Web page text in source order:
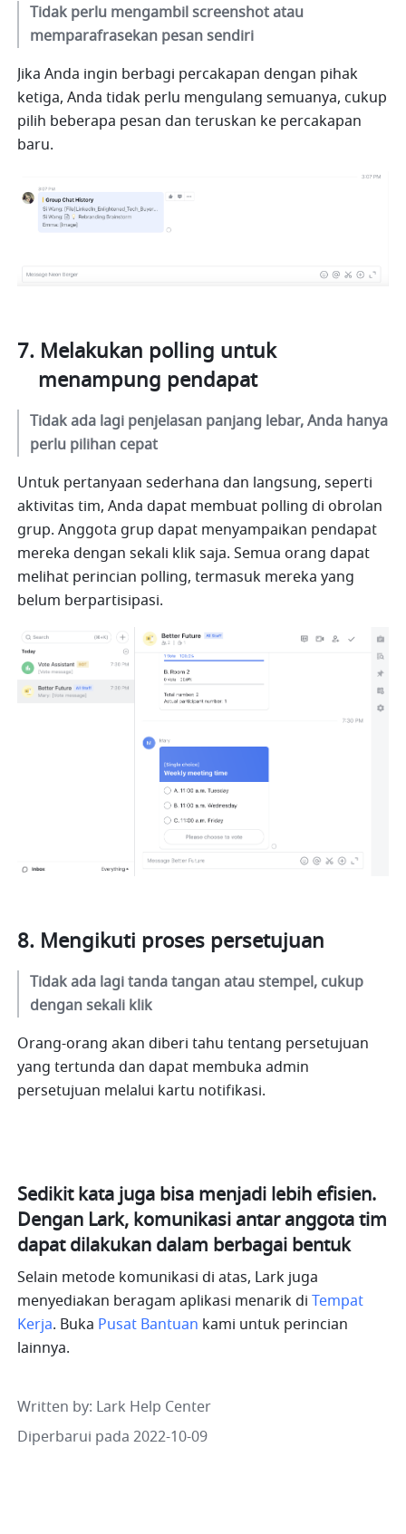
Tidak perlu mengambil screenshot atau
memparafrasekan pesan sendiri
Jika Anda ingin berbagi percakapan dengan pihak
ketiga, Anda tidak perlu mengulang semuanya, cukup
pilih beberapa pesan dan teruskan ke percakapan
baru.
Melakukan polling untuk
menampung pendapat
Tidak ada lagi penjelasan panjang lebar, Anda hanya
perlu pilihan cepat
Untuk pertanyaan sederhana dan langsung, seperti
aktivitas tim, Anda dapat membuat polling di obrolan
grup. Anggota grup dapat menyampaikan pendapat
mereka dengan sekali klik saja. Semua orang dapat
melihat perincian polling, termasuk mereka yang
belum berpartisipasi.
Mengikuti proses persetujuan
Tidak ada lagi tanda tangan atau stempel, cukup
dengan sekali klik
Orang-orang akan diberi tahu tentang persetujuan
yang tertunda dan dapat membuka admin
persetujuan melalui kartu notifikasi.
Sedikit kata juga bisa menjadi lebih efisien.
Dengan Lark, komunikasi antar anggota tim
dapat dilakukan dalam berbagai bentuk
Selain metode komunikasi di atas, Lark juga
menyediakan beragam aplikasi menarik di Tempat
Kerja. Buka Pusat Bantuan kami untuk perincian
lainnya.
Written by: Lark Help Center
Diperbarui pada 2022-10-09